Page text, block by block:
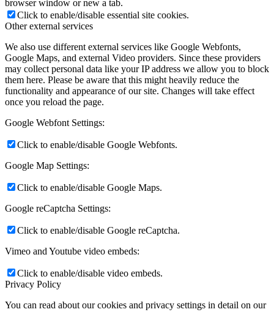
browser window or new a tab.
Click to enable/disable essential site cookies.
Other external services
We also use different external services like Google Webfonts,
Google Maps, and external Video providers. Since these providers
may collect personal data like your IP address we allow you to block
them here. Please be aware that this might heavily reduce the
functionality and appearance of our site. Changes will take effect
once you reload the page.
Google Webfont Settings:
Click to enable/disable Google Webfonts.
Google Map Settings:
Click to enable/disable Google Maps.
Google reCaptcha Settings:
Click to enable/disable Google reCaptcha.
Vimeo and Youtube video embeds:
Click to enable/disable video embeds.
Privacy Policy
You can read about our cookies and privacy settings in detail on our